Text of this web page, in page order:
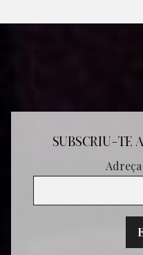
SUBSCRIU-TE